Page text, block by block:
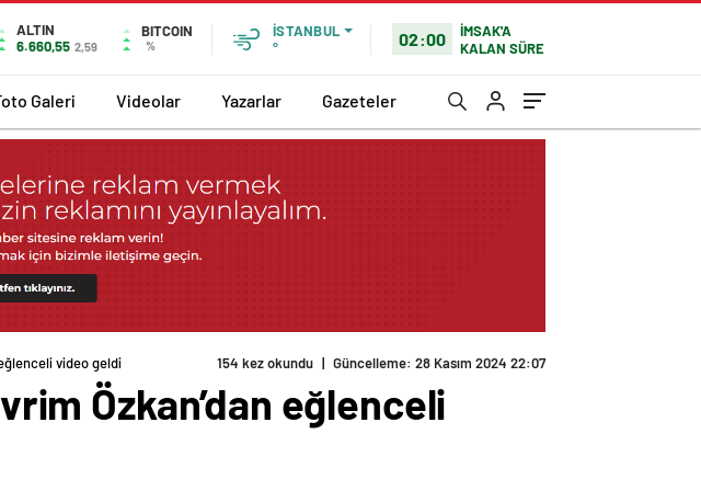
ALTIN
6.660,55 2,59
BITCOIN
%
İSTANBUL
°
02:00
İMSAK'A
KALAN SÜRE
Galeri Videolar Yazarlar Gazeteler
video geldi 154 kez okundu | Güncelleme: 28 Kasım 2024 22:07
Özkan’dan eğlenceli